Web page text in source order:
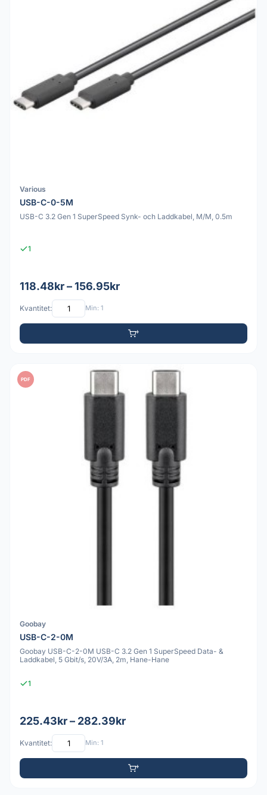
Various
USB-C-0-5M
USB-C 3.2 Gen 1 SuperSpeed Synk- och Laddkabel, M/M, 0.5m
1
118.48kr – 156.95kr
Kvantitet: Min: 1
PDF
Goobay
USB-C-2-0M
Goobay USB-C-2-0M USB-C 3.2 Gen 1 SuperSpeed Data- &
Laddkabel, 5 Gbit/s, 20V/3A, 2m, Hane-Hane
1
225.43kr – 282.39kr
Kvantitet: Min: 1